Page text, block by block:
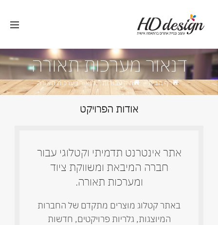
דנאור מערכות תאורה
דף הבית» תיק עבודות»דנאור מערכות תאורה
אודות הפרויקט
אתר אינטרנט תדמיתי וקטלוגי עבור
חברה המיבאת ומשווקת ציוד
ומערכות תאורה.
באתר קטלוג מוצרים מתקדם של החברות
המיוצגות, גלריות פרויקטים, חדשות